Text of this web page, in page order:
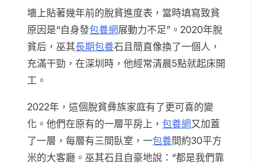
墻上貼著幾年前的脫貧進度表，當時填寫致貧
原因是“自身發包養網展動力不足”。2020年脫
貧后，巫其長期包養石且簡直像換了一個人，
充滿干勁，在深圳時，他經常清晨5點就起床開
工。
2022年，這個脫貧彝族家庭有了更可喜的變
化。他們在原有的一層平房上， 包養網又加蓋
了一層，每層有三間臥室，一包養間約30平方
米的大客廳。巫其石且自豪地說：“都是我們靠